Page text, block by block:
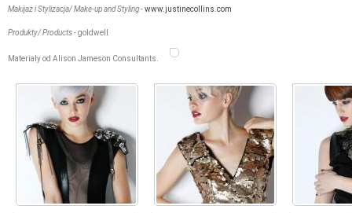
Makijaż i Stylizacja/ Make-up and Styling-www.justinecollins.com
Produkty/ Products- goldwell
Materiały od Alison Jameson Consultants.